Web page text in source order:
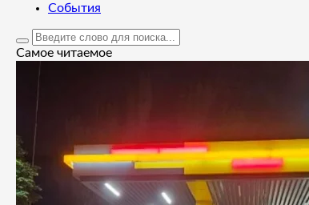
События
Самое читаемое